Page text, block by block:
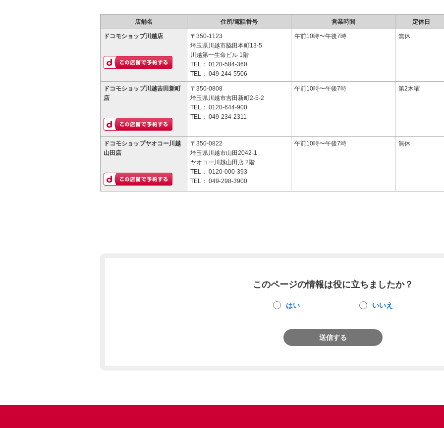
店舗名 住所/電話番号 営業時間 定休日
ドコモショップ川越店
〒350-1123
埼玉県川越市脇田本町13-5
川越第一生命ビル 1階
TEL： 0120-584-360
TEL： 049-244-5506
午前10時〜午後7時 無休
ドコモショップ川越吉田新町
店
〒350-0808
埼玉県川越市吉田新町2-5-2
TEL： 0120-644-900
TEL： 049-234-2311
午前10時〜午後7時 第2木曜
ドコモショップヤオコー川越
山田店
〒350-0822
埼玉県川越市山田2042-1
ヤオコー川越山田店 2階
TEL： 0120-000-393
TEL： 049-298-3900
午前10時〜午後7時 無休
このページの情報は役に立ちましたか？
はい いいえ
送信する